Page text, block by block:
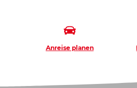
Anreise planen